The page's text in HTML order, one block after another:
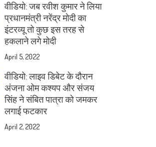
वीडियो: जब रवीश कुमार ने लिया
प्रधानमंत्री नरेंद्र मोदी का
इंटरव्यू तो कुछ इस तरह से
हकलाने लगे मोदी
April 5, 2022
वीडियो: लाइव डिबेट के दौरान
अंजना ओम कश्यप और संजय
सिंह ने संबित पात्रा को जमकर
लगाई फटकार
April 2, 2022